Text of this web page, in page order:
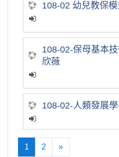
108-02 幼兒教保
108-02-保母基本
欣薇
108-02-人類發展
1
2
»